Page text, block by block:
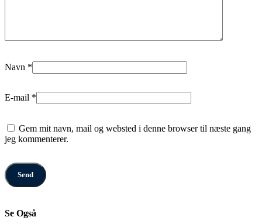
Navn *
E-mail *
Gem mit navn, mail og websted i denne browser til næste gang
jeg kommenterer.
Se Også